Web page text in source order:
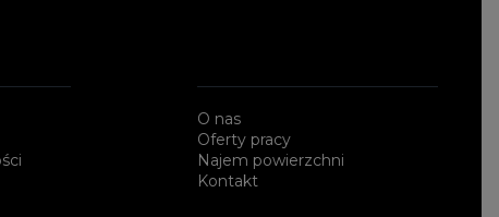
O nas
Oferty pracy
Najem powierzchni
Kontakt